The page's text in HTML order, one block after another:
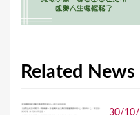
Related